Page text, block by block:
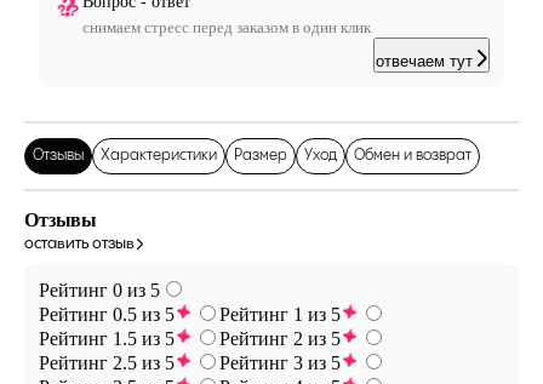
снимаем стресс перед заказом в один клик
отвечаем тут
Отзывы Характеристики Размер Уход Обмен и возврат
Отзывы
оставить отзыв
Рейтинг 0 из 5
Рейтинг 0.5 из 5
Рейтинг 1 из 5
Рейтинг 1.5 из 5
Рейтинг 2 из 5
Рейтинг 2.5 из 5
Рейтинг 3 из 5